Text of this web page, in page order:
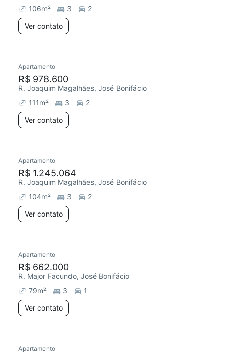
106m² 3
2
Ver contato
Apartamento
R$ 978.600
R. Joaquim Magalhães, José Bonifácio
111m² 3
2
Ver contato
Apartamento
R$ 1.245.064
R. Joaquim Magalhães, José Bonifácio
104m² 3
2
Ver contato
Apartamento
R$ 662.000
R. Major Facundo, José Bonifácio
79m² 3
1
Ver contato
Apartamento